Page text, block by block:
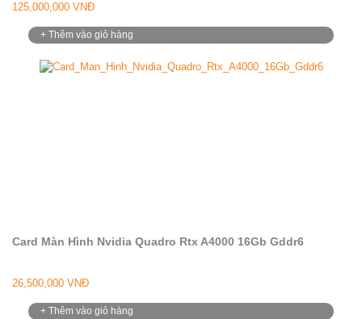
125,000,000 VNĐ
+ Thêm vào giỏ hàng
Card Màn Hình Nvidia Quadro Rtx A4000 16Gb Gddr6
26,500,000 VNĐ
+ Thêm vào giỏ hàng